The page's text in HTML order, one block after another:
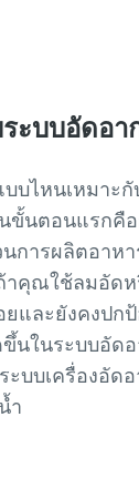
ะบบอัดอ
บไหนเหมาะ
นตอนแรกคื
การผลิตอา
ณใช้ลมอัดห
ยและยังคงป
นในระบบอั
บบเครื่องอัด
ำ